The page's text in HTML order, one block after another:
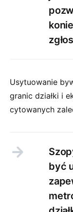
Usytuowanie
granic działki i
cytowanych
być